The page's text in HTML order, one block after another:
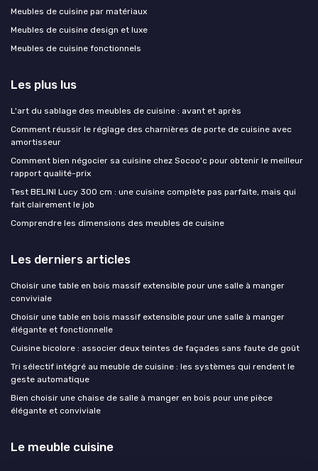
Meubles de cuisine par matériaux
Meubles de cuisine design et luxe
Meubles de cuisine fonctionnels
Les plus lus
L'art du sablage des meubles de cuisine : avant et après
Comment réussir le réglage des charnières de porte de cuisine avec
amortisseur
Comment bien négocier sa cuisine chez Socoo'c pour obtenir le meilleur
rapport qualité-prix
Test BELINI Lucy 300 cm : une cuisine complète pas parfaite, mais qui
fait clairement le job
Comprendre les dimensions des meubles de cuisine
Les derniers articles
Choisir une table en bois massif extensible pour une salle à manger
conviviale
Choisir une table en bois massif extensible pour une salle à manger
élégante et fonctionnelle
Cuisine bicolore : associer deux teintes de façades sans faute de goût
Tri sélectif intégré au meuble de cuisine : les systèmes qui rendent le
geste automatique
Bien choisir une chaise de salle à manger en bois pour une pièce
élégante et conviviale
Le meuble cuisine